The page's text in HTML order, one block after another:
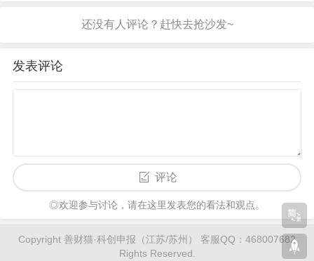
发表评论
评论
◎欢迎参与讨论，请在这里发表您的看法和观点。
Copyright 善财猫·科创申报（江苏/苏州） 客服QQ：468007682
Rights Reserved.